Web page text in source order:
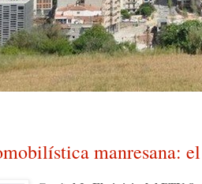
manresana: el